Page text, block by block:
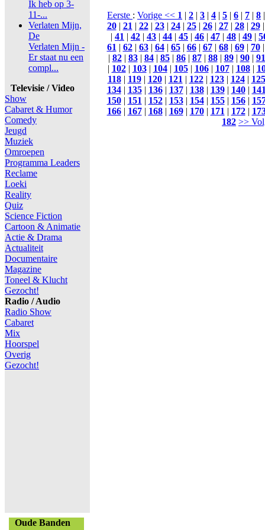
Ik heb op 3-
11-...
Verlaten Mijn,
De
Verlaten Mijn -
Er staat nu een
compl...
Televisie / Video
Show
Cabaret & Humor
Comedy
Jeugd
Muziek
Omroepen
Programma Leaders
Reclame
Loeki
Reality
Quiz
Science Fiction
Cartoon & Animatie
Actie & Drama
Actualiteit
Documentaire
Magazine
Toneel & Klucht
Gezocht!
Radio / Audio
Radio Show
Cabaret
Mix
Hoorspel
Overig
Gezocht!
Oude Banden
Eerste : Vorige << 1 | 2 | 3 | 4 | 5 | 6 | 7 | 8
20| 21| 22| 23| 24| 25| 26| 27| 28| 29
| 41 | 42 | 43 | 44 | 45 | 46 | 47 | 48 | 49 |
61| 62| 63| 64| 65| 66| 67| 68| 69| 70
| 82| 83| 84| 85| 86| 87| 88| 89| 90| 91
| 102| 103| 104| 105| 106| 107| 108|
118| 119| 120| 121| 122| 123| 124| 125
134| 135| 136| 137| 138| 139| 140|
150| 151| 152| 153| 154| 155| 156|
166| 167| 168| 169| 170| 171| 172|
182 >>